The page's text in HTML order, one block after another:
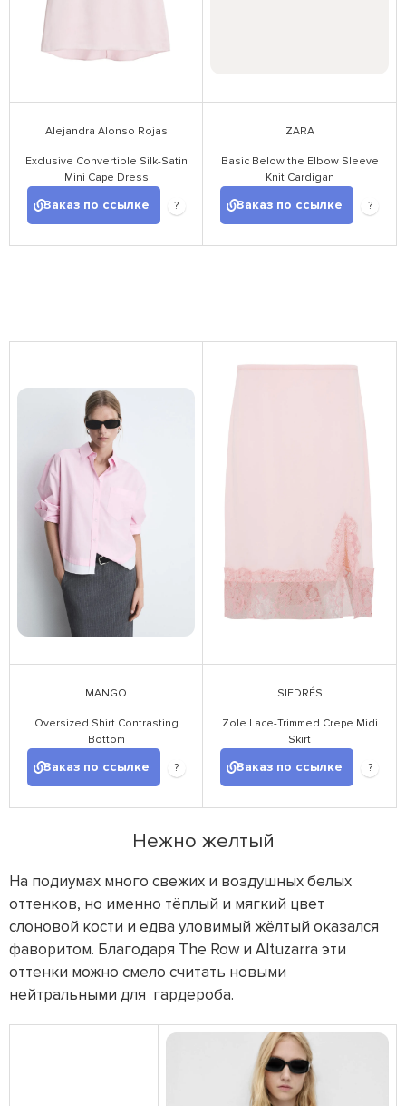
Alejandra Alonso Rojas
Exclusive Convertible Silk-Satin
Mini Cape Dress
Заказ по ссылке ?
ZARA
Basic Below the Elbow Sleeve
Knit Cardigan
Заказ по ссылке ?
MANGO
Oversized Shirt Contrasting
Bottom
Заказ по ссылке ?
SIEDRÉS
Zole Lace-Trimmed Crepe Midi
Skirt
Заказ по ссылке ?
Нежно желтый
На подиумах много свежих и воздушных белых
оттенков, но именно тёплый и мягкий цвет
слоновой кости и едва уловимый жёлтый оказался
фаворитом. Благодаря The Row и Altuzarra эти
оттенки можно смело считать новыми
нейтральными для гардероба.